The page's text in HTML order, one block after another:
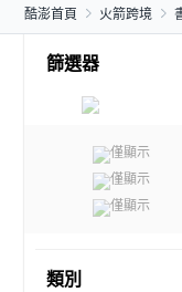
酷澎首頁 火箭跨境
篩選器
僅顯示
僅顯示
僅顯示
類別